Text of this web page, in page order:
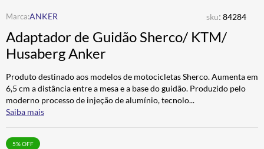
ANKER sku: 84284
Adaptador de Guidão Sherco/ KTM/
Husaberg Anker
Produto destinado aos modelos de motocicletas Sherco. Aumenta em
6,5 cm a distância entre a mesa e a base do guidão. Produzido pelo
moderno processo de injeção de alumínio, tecnolo...
Saiba mais
5% OFF
4º ÓCULOS SOLAR
5º LUVA
6º BAU
7º ALPINESTAR
8º AIROH
9º CALÇA
10º